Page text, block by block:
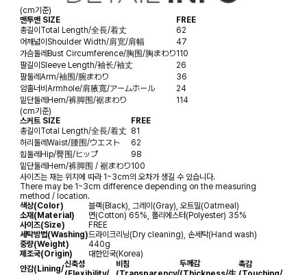
(cm기준)
맨투맨 SIZE
FREE
총길이Total Length/全長/着丈
62
어깨넓이Shoulder Width/肩宽/肩幅
47
가슴둘레Bust Circumference/胸围/胸まわり110
팔길이Sleeve Length/袖长/袖丈
26
팔둘레Arm/袖围/腕まわり
36
암홀너비Armhole/肩腋寬/アームホール
24
밑단둘레Hem/裤脚围/裾まわり
114
(cm기준)
스커트 SIZE
FREE
총길이Total Length/全長/着丈 81
허리둘레Waist/腰围/ウエスト
62
힙둘레Hip/臀围/ヒップ
98
밑단둘레Hem/裤脚围 / 裾まわり100
사이즈는 재는 위치에 따라 1~3cm의 오차가 생길 수 있습니다.
There may be 1~3cm difference depending on the measuring
method / location.
색상(Color)
블랙(Black), 그레이(Gray), 오트밀(Oatmeal)
소재(Material)
면(Cotton) 65%, 폴리에스터(Polyester) 35%
사이즈(Size)
FREE
세탁방법(Washing)드라이크리닝(Dry cleaning), 손세탁(Hand wash)
중량(Weight)
440g
제조국(Origin)
대한민국(Korea)
안감(Lining/신축성
비침
두께감
촉감